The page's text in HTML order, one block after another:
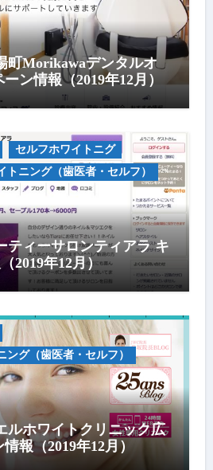
町Morikawaデンタルオ
ン情報（2019年12月）
セルフホワイトニグ
トニング（歯医者・セルフ）
ティーサロンティアラ キ
2019年12月）
ング（歯医者・セルフ）
ルホワイトクリニック広
報（2019年12月）